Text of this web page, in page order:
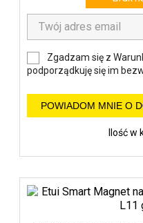
Zgadzam się z
podporządkuję się im
POWIADOM MNIE O
Ilość w